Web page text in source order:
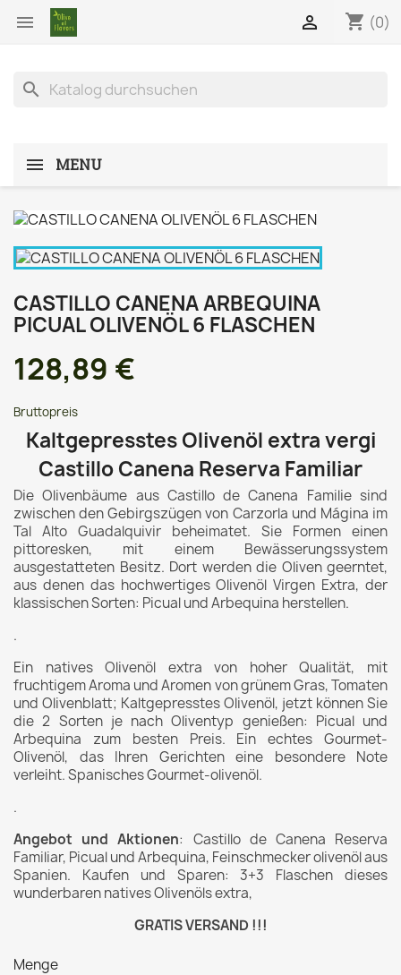
 shopping_cart (0)

search
MENU
CASTILLO CANENA ARBEQUINA
PICUAL OLIVENÖL 6 FLASCHEN
128,89 €
Bruttopreis
Kaltgepresstes Olivenöl extra vergi
Castillo Canena Reserva Familiar
Die Olivenbäume aus Castillo de Canena Familie sind
zwischen den Gebirgszügen von Carzorla und Mágina im
Tal Alto Guadalquivir beheimatet. Sie Formen einen
pittoresken, mit einem Bewässerungssystem
ausgestatteten Besitz. Dort werden die Oliven geerntet,
aus denen das hochwertiges Olivenöl Virgen Extra, der
klassischen Sorten: Picual und Arbequina herstellen.
.
Ein natives Olivenöl extra von hoher Qualität, mit
fruchtigem Aroma und Aromen von grünem Gras, Tomaten
und Olivenblatt; Kaltgepresstes Olivenöl, jetzt können Sie
die 2 Sorten je nach Oliventyp genießen: Picual und
Arbequina zum besten Preis. Ein echtes Gourmet-
Olivenöl, das Ihren Gerichten eine besondere Note
verleiht. Spanisches Gourmet-olivenöl.
.
Angebot und Aktionen: Castillo de Canena Reserva
Familiar, Picual und Arbequina, Feinschmecker olivenöl aus
Spanien. Kaufen und Sparen: 3+3 Flaschen dieses
wunderbaren natives Olivenöls extra,
GRATIS VERSAND !!!
Menge